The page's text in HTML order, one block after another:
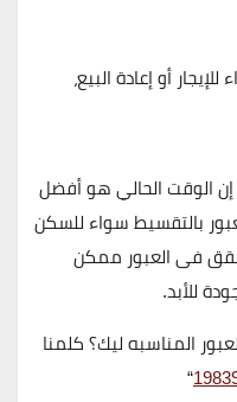
أو إعادة البيع،
الوقت الحالي هو أفضل
بالتقسيطسواء للسكن
فى العبور ممكن
للأبد.
المناسبه ليك؟ كلمنا
“